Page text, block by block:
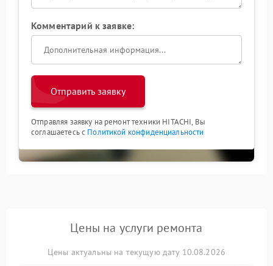
Комментарий к заявке:
Отправить заявку
Отправляя заявку на ремонт техники HITACHI, Вы
соглашаетесь с Политикой конфиденциальности
Цены на услуги ремонта
Цены актуальны на текущую дату 10.08.2026